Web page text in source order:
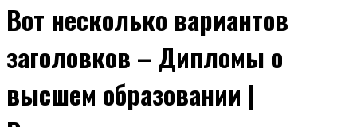
Вот несколько вариантов
заголовков – Дипломы о
высшем образовании |